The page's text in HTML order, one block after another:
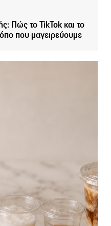
Πώς το TikTok και το
που μαγειρεύουμε